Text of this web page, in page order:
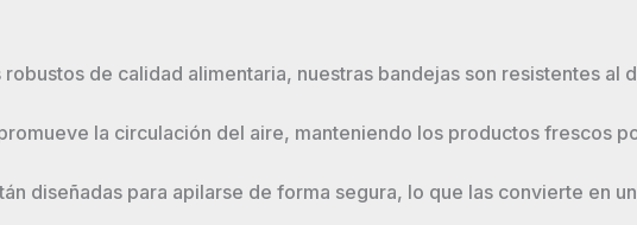
de calidad alimentaria, nuestras bandejas son resistentes al
la circulación del aire, manteniendo los productos frescos
diseñadas para apilarse de forma segura, lo que las convierte en